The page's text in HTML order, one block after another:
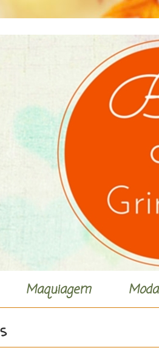
Maquiagem Moda